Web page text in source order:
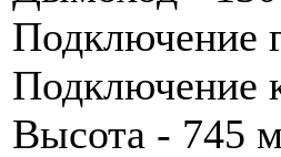
Подключение
Подключение
Высота - 745